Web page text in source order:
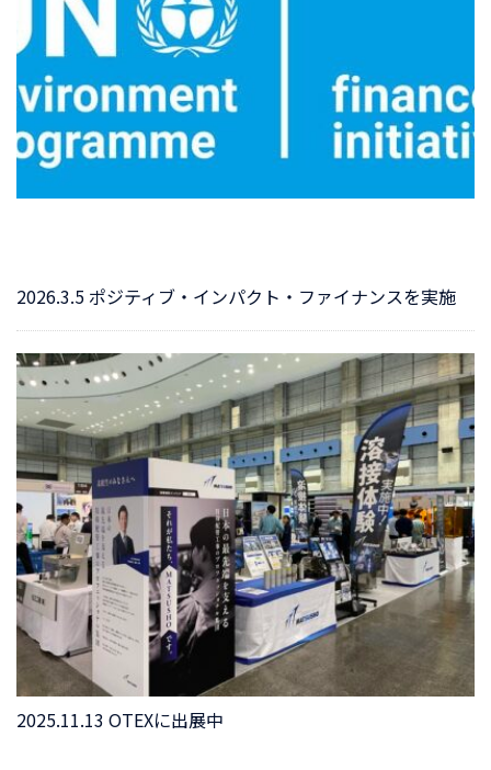
2026.3.5 ポジティブ・インパクト・ファイナンスを実施
2025.11.13 OTEXに出展中